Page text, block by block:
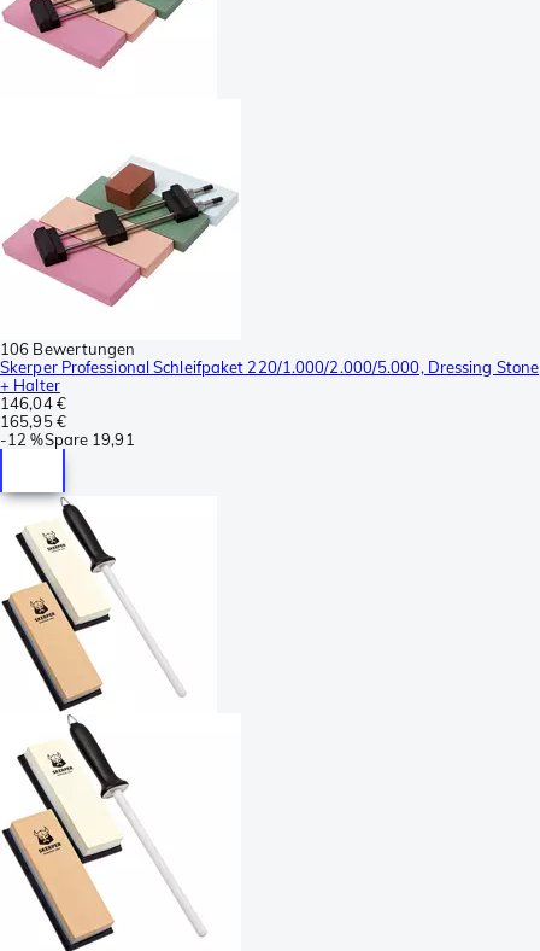
106 Bewertungen
Skerper Professional Schleifpaket 220/1.000/2.000/5.000, Dressing Stone
+ Halter
146,04 €
165,95 €
-12 %Spare 19,91